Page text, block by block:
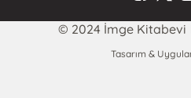
© 2024 İmge Kitabevi
Tasarım &